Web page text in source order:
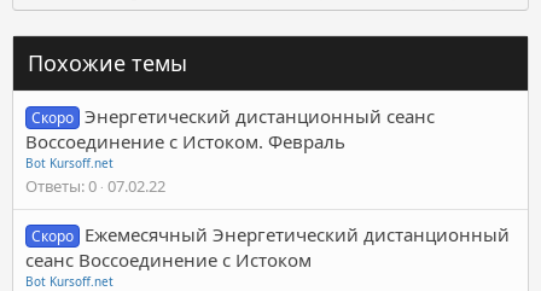
Похожие темы
Скоро Энергетический дистанционный сеанс
Воссоединение с Истоком. Февраль
Bot Kursoff.net
Ответы 0 07.02.22
Скоро Ежемесячный Энергетический дистанционный
сеанс Воссоединение с Истоком
Bot Kursoff.net